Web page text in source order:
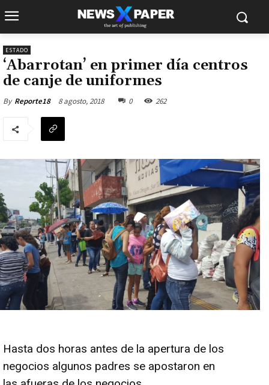
ESTADO
‘Abarrotan’ en primer día centros
de canje de uniformes
By Reporte18 8 agosto, 2018 0 262
Hasta dos horas antes de la apertura de los
negocios algunos padres se apostaron en